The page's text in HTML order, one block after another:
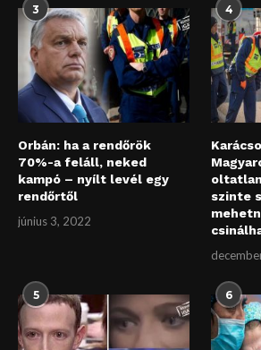
3
Orbán: ha a rendőrök
70%-a feláll, neked
kampó – nyílt levél egy
rendőrtől
június 3, 2022
4
szinte
5 6